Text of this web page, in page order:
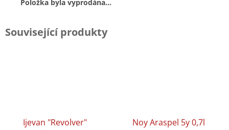
Položka byla vyprodána…
Související produkty
Ijevan "Revolver"
Noy Araspel 5y 0,7l